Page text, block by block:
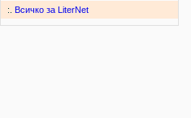
:. Всичко за LiterNet